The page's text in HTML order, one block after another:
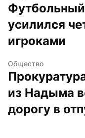
усилился
игроками
Общество
из Надыма
дорогу в